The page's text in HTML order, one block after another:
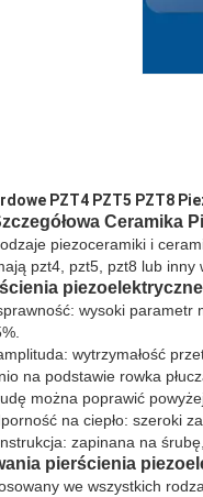
PZT4 PZT5 PZT8
Ceramika
piezoceramiki i
pzt4, pzt5, pzt8 lub inny
wysoki parametr
wytrzymałość
na podstawie rowka
można poprawić
na ciepło: szeroki
zapinana na
pierścienia
we wszystkich